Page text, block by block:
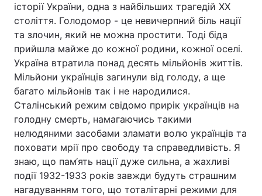
історії України, одна з найбільших трагедій ХХ
століття. Голодомор - це невичерпний біль нації
та злочин, який не можна простити. Тоді біда
прийшла майже до кожної родини, кожної оселі.
Україна втратила понад десять мільйонів життів.
Мільйони українців загинули від голоду, а ще
багато мільйонів так і не народилися.
Сталінський режим свідомо прирік українців на
голодну смерть, намагаючись такими
нелюдяними засобами зламати волю українців та
поховати мрії про свободу та справедливість. Я
знаю, що пам‘ять нації дуже сильна, а жахливі
події 1932-1933 років завжди будуть страшним
нагадуванням того, що тоталітарні режими для